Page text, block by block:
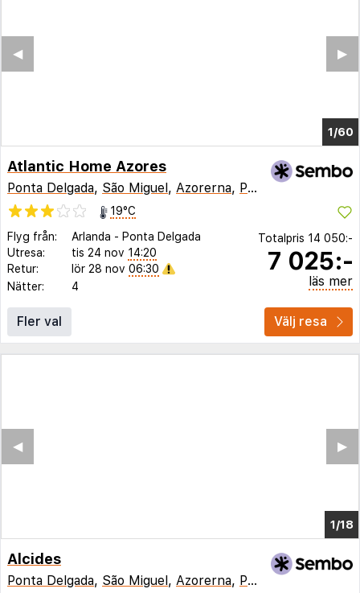
1/55
▶︎
◀︎
Atlantic Home Azores
Ponta Delgada, São Miguel , Azorerna, Portugal
19°C
Flyg från:
Arlanda - Ponta Delgada
Utresa:
tis 24 nov 14:20
Retur:
lör 28 nov 06:30
Nätter:
4
Totalpris 14 050:-
7 025:-
läs mer
Fler val Välj resa
1/14
▶︎
◀︎
Alcides
Ponta Delgada, São Miguel , Azorerna, Portugal